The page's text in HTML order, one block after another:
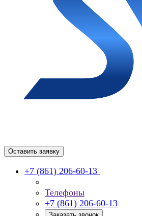
Оставить заявку
+7 (861) 206-60-13
Телефоны
+7 (861) 206-60-13